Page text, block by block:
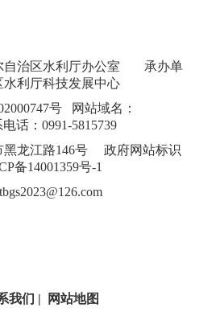
治区水利厅办公室
承办单
利厅科技发展中心
号 网站域名：
话：0991-5815739
黑龙江路146号 政府网站标识
备14001359号-1
我们 | 网站地图